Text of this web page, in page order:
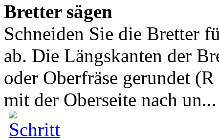
Bretter sägen
Schneiden Sie die Bretter
ab. Die Längskanten der
oder Oberfräse gerundet
mit der Oberseite nach un...